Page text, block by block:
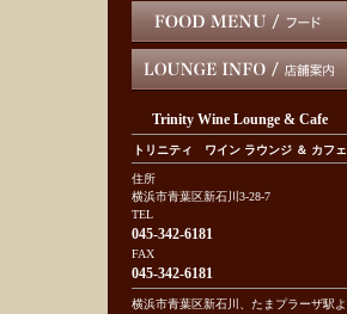
Trinity Wine Lounge & Cafe
トリニティ ワイン ラウンジ ＆ カフェ
住所
横浜市青葉区新石川3-28-7
TEL
045-342-6181
FAX
045-342-6181
横浜市青葉区新石川、たまプラーザ駅よ